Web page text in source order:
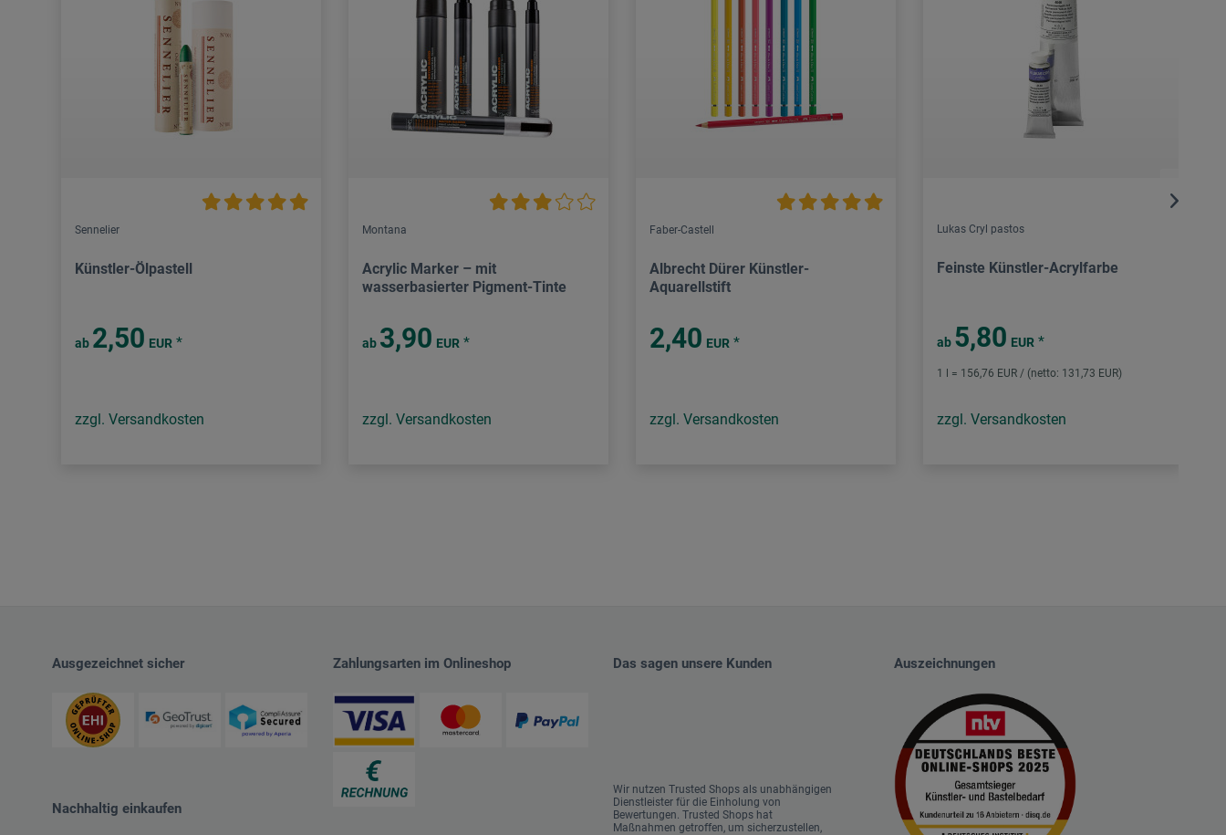
Sennelier
Künstler-Ölpastell
ab 2,50 EUR *
zzgl. Versandkosten
Montana
Acrylic Marker – mit
wasserbasierter Pigment-Tinte
ab 3,90 EUR *
zzgl. Versandkosten
Faber-Castell
Albrecht Dürer Künstler-
Aquarellstift
2,40 EUR *
zzgl. Versandkosten
Lukas Cryl pastos
Feinste Künstler-Acrylfarbe
ab 5,80 EUR *
1 l = 156,76 EUR / (netto: 131,73 EUR)
zzgl. Versandkosten
Ausgezeichnet sicher
Nachhaltig einkaufen
Zahlungsarten im Onlineshop Das sagen unsere Kunden
Wir nutzen Trusted Shops als unabhängigen
Dienstleister für die Einholung von
Bewertungen. Trusted Shops hat
Maßnahmen getroffen, um sicherzustellen,
Auszeichnungen